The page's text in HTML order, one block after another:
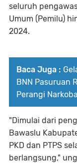
seluruh
Umum (Pemilu)
2024.
Baca Juga :
BNN Pasuruan
Perangi Narkoba
"Dimulai dari
Bawaslu
PKD dan PTPS
berlangsung,"